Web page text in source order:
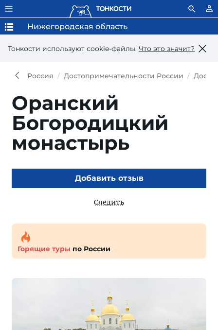
Тонкости используют сookie-файлы. Что это значит?
Нижегородская область
Россия Достопримечательности России
Оранский
Богородицкий
монастырь
Добавить отзыв
Следить
Горящие туры по России